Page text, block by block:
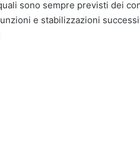
sono sempre previsti dei
e stabilizzazioni